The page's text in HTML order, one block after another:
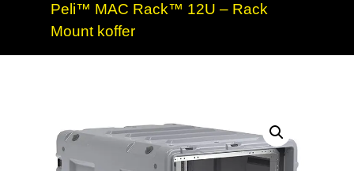
Peli™ MAC Rack™ 12U – Rack
Mount koffer